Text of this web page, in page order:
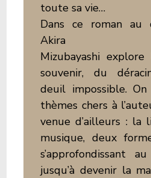
toute sa vie…
Dans ce roman au
Akira
Mizubayashi
souvenir, du
deuil impossible.
thèmes chers à
venue d’ailleurs :
musique, deux
s’approfondissant
jusqu’à devenir la